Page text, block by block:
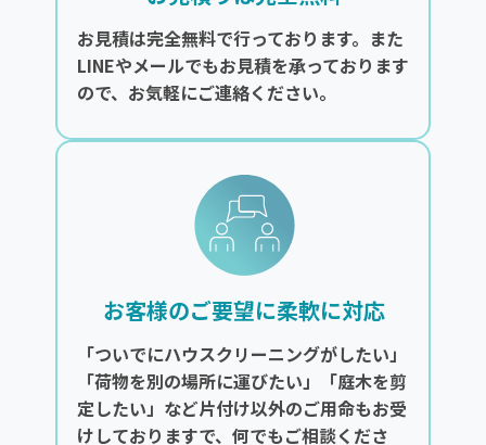
お見積は完全無料で行っております。また
LINEやメールでもお見積を承っております
ので、お気軽にご連絡ください。
お客様のご要望に柔軟に対応
「ついでにハウスクリーニングがしたい」
「荷物を別の場所に運びたい」「庭木を剪
定したい」など片付け以外のご用命もお受
けしておりますで、何でもご相談くださ